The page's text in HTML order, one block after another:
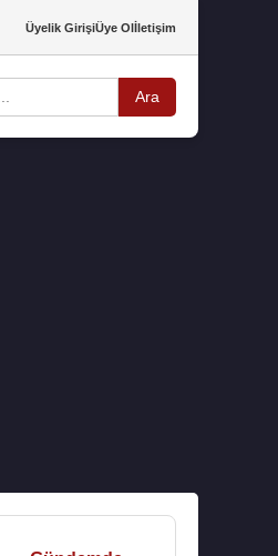
Üyelik GirişiÜye Olİletişim
Ara